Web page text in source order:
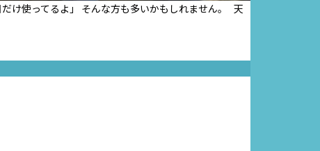
け使ってるよ」 そんな方も多いかもしれません。 天